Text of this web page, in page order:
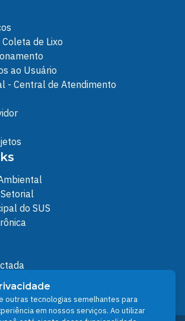
de Lixo
ao Usuário
- Central de Atendimento
do SUS
by Storyset
outras tecnologias semelhantes para
em nossos serviços. Ao utilizar